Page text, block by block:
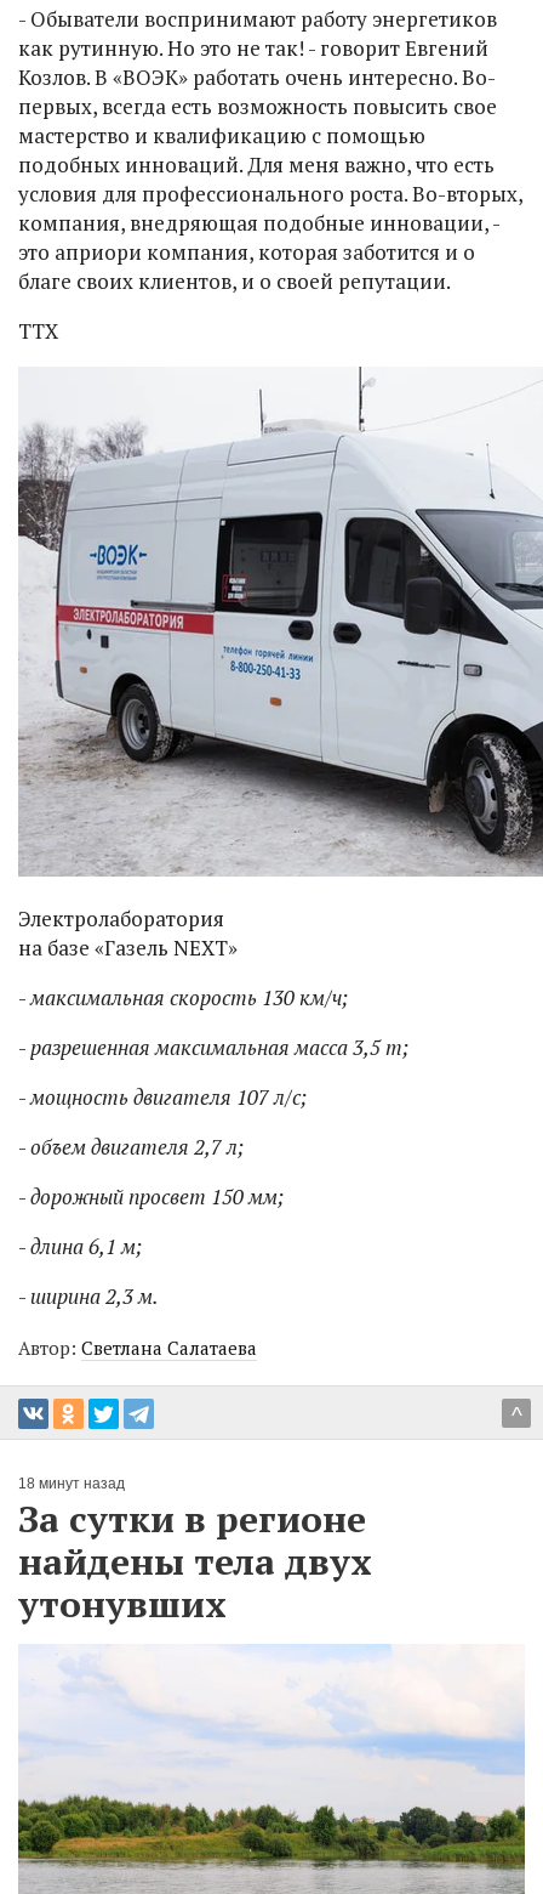
- Обыватели воспринимают работу энергетиков
как рутинную. Но это не так! - говорит Евгений
Козлов. В «ВОЭК» работать очень интересно. Во-
первых, всегда есть возможность повысить свое
мастерство и квалификацию с помощью
подобных инноваций. Для меня важно, что есть
условия для профессионального роста. Во-вторых,
компания, внедряющая подобные инновации, -
это априори компания, которая заботится и о
благе своих клиентов, и о своей репутации.
ТТХ
Электролаборатория
на базе «Газель NEXT»
-максимальная скорость 130 км/ч;
-разрешенная максимальная масса 3,5 т;
-мощность двигателя 107 л/с;
-объем двигателя 2,7 л;
-дорожный просвет 150 мм;
-длина 6,1 м;
- ширина 2,3 м.
Автор: Светлана Салатаева
^
18 минут назад
За сутки в регионе
найдены тела двух
утонувших